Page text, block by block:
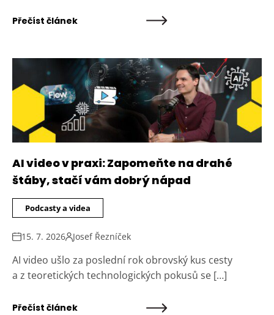
Přečíst článek
AI video v praxi: Zapomeňte na drahé
štáby, stačí vám dobrý nápad
Podcasty a videa
15. 7. 2026 Josef Řezníček
AI video ušlo za poslední rok obrovský kus cesty
a z teoretických technologických pokusů se […]
Přečíst článek